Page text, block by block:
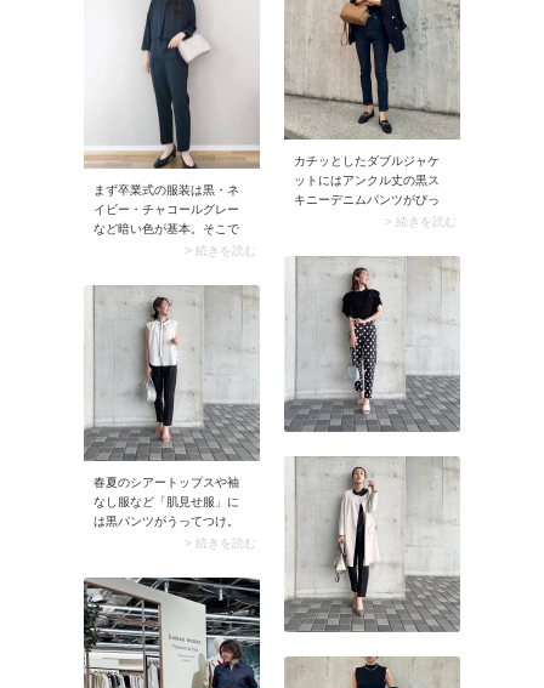
MIXのブルゾンのおかげで、
スタイリッシュに決まりま
す。
はなく、肌色ストッキング
を合わせるのが正解です。
まず卒業式の服装は黒・ネ
イビー・チャコールグレー
など暗い色が基本。そこで
地味に見えないよう、女性
おすすめです。最近の卒業
式コーデのトレンドは「映
えブラウスとパンツのセッ
トアップ」。おしゃれなブ
ラウスとベーシックなパン
ツの組み合わせが人気で
す。これなら暗い色を選ん
でも地味見えしませんよ。
> 続きを読む
カチッとしたダブルジャケ
ットにはアンクル丈の黒ス
キニーデニムパンツがぴっ
たり。トレンドのワイドパ
ュアルなパンツの方が女性
らしくこなれた印象に仕上
がります。アンクル丈スキ
ニーの絶妙な丈感もバラン
スよく見せるポイントに。
ちなみにスキニーは薄手の
ピタピタ過ぎるデザインを
選ぶとひざ周りに生地が寄
ってシワになりやすいの
で、適度な厚み＆ストレッ
ましょう。
> 続きを読む
春夏のシアートップスや袖
なし服など「肌見せ服」に
は黒パンツがうってつけ。
クリーンなパンツがコーデ
いに。トップスの露出感を
軽減しながら、全身のバラ
ンスが整います。
> 続きを読む